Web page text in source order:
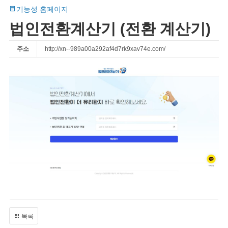
기능성 홈페이지
법인전환계산기 (전환 계산기)
주소 http://xn--989a00a292af4d7rk9xav74e.com/
목록